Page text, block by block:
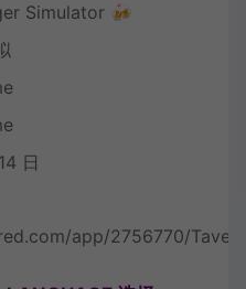
Simulator 🍻
日
app/2756770/